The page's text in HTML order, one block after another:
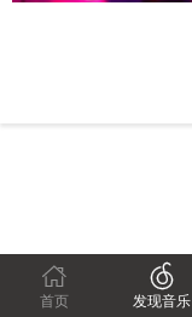

首页

发现音乐